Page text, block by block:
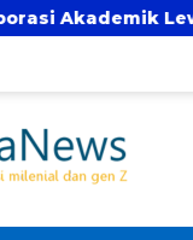
Program